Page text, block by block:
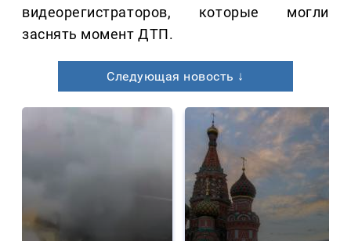
видеорегистраторов, которые могли
заснять момент ДТП.
Следующая новость ↓